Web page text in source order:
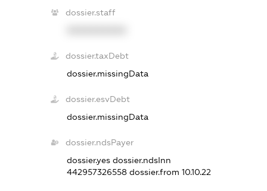
dossier.staff
dossier.taxDebt
dossier.missingData
dossier.esvDebt
dossier.missingData
dossier.ndsPayer
dossier.yesdossier.ndsInn
442957326558dossier.from 10.10.22